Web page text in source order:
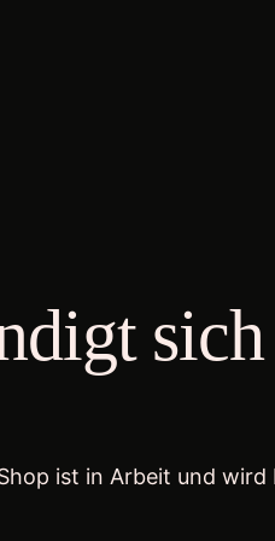
ist in Arbeit und